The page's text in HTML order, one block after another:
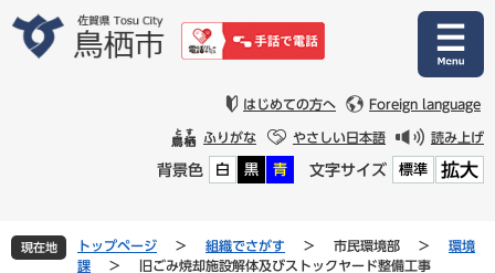
文
はじめての方へ Foreign language
ふりがな やさしい日本語 読み上げ
背景色 白 黒 青 文字サイズ 標準 拡大
現在地 トップページ > 組織でさがす > 市民環境部 >
環境
課
> 旧ごみ焼却施設解体及びストックヤード整備工事